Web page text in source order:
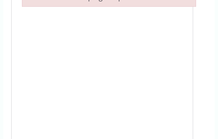
Failed to initialize plugin: wplink